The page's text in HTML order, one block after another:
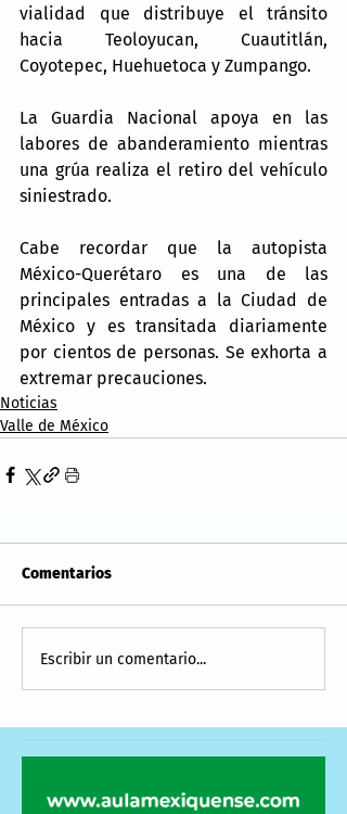
vialidad que distribuye el tránsito
hacia Teoloyucan, Cuautitlán,
Coyotepec, Huehuetoca y Zumpango.
La Guardia Nacional apoya en las
labores de abanderamiento mientras
una grúa realiza el retiro del vehículo
siniestrado.
Cabe recordar que la autopista
México-Querétaro es una de las
principales entradas a la Ciudad de
México y es transitada diariamente
por cientos de personas. Se exhorta a
extremar precauciones.
Noticias
Valle de México
Comentarios
Escribir un comentario...